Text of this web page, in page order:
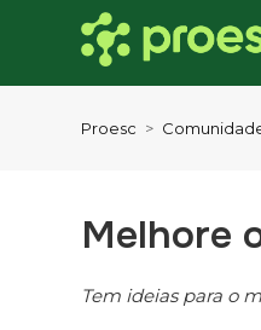
Proesc
Melhore
Tem ideias para o